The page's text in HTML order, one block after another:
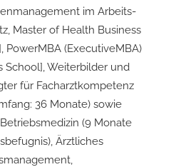
im Arbeits-
Master of Health Business
PowerMBA (ExecutiveMBA)
School], Weiterbilder und
für Facharztkompetenz
36 Monate) sowie
(9 Monate
Ärztliches